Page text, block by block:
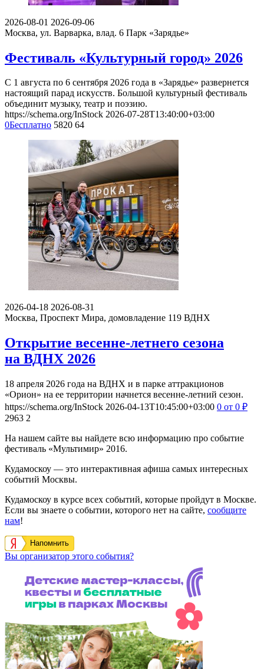
2026-08-01 2026-09-06
Москва, ул. Варварка, влад. 6 Парк «Зарядье»
Фестиваль «Культурный город» 2026
С 1 августа по 6 сентября 2026 года в «Зарядье» развернется
настоящий парад искусств. Большой культурный фестиваль
объединит музыку, театр и поэзию.
https://schema.org/InStock 2026-07-28T13:40:00+03:00
0Бесплатно 5820 64
2026-04-18 2026-08-31
Москва, Проспект Мира, домовладение 119 ВДНХ
Открытие весенне-летнего сезона
на ВДНХ 2026
18 апреля 2026 года на ВДНХ и в парке аттракционов
«Орион» на ее территории начнется весенне-летний сезон.
https://schema.org/InStock 2026-04-13T10:45:00+03:00 0 от 0 ₽
2963 2
На нашем сайте вы найдете всю информацию про событие
фестиваль «Мультимир» 2016.
Кудамоскоу — это интерактивная афиша самых интересных
событий Москвы.
Кудамоскоу в курсе всех событий, которые пройдут в Москве.
Если вы знаете о событии, которого нет на сайте, сообщите
нам!
Напомнить
Вы организатор этого события?